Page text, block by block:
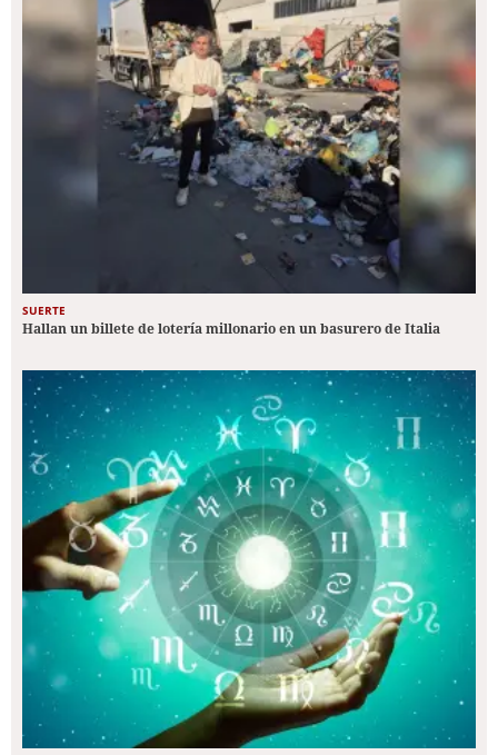
SUERTE
Hallan un billete de lotería millonario en un basurero de Italia